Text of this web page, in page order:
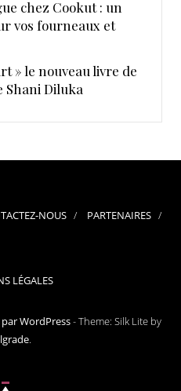
chez Cookut : un
vos fourneaux et
» le nouveau livre de
Shani Diluka
NOUS PARTENAIRES
LÉGALES
WordPress-Theme: Silk Lite by
.